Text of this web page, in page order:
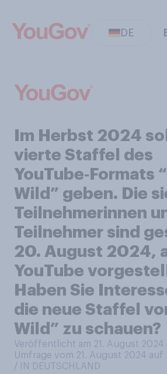
DE
Im Herbst 2024
vierte Staffel des
YouTube‑Formats
Wild” geben. Die
Teilnehmerinnen
Teilnehmer sind
20. August 2024,
YouTube
Haben Sie
die neue Staffel
Wild” zu schauen?
Veröffentlicht am 21. August 2024
Umfrage vom 21. August 2024 auf
/ IN DEUTSCHLAND